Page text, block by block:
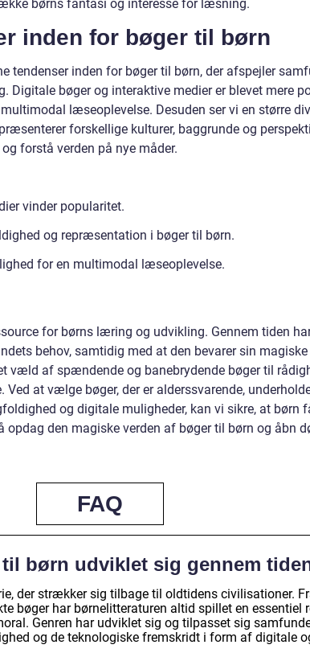
børns fantasi og interesse for læsning.
inden for bøger til børn
tendenser inden for bøger til børn, der afspejler
Digitale bøger og interaktive medier er blevet mere
læseoplevelse. Desuden ser vi en større
forskellige kulturer, baggrunde og
forstå verden på nye måder.
vinder popularitet.
og repræsentation i bøger til børn.
for en multimodal læseoplevelse.
for børns læring og udvikling. Gennem tiden
behov, samtidig med at den bevarer sin magiske
væld af spændende og banebrydende bøger til
at vælge bøger, der er alderssvarende,
og digitale muligheder, kan vi sikre, at børn
opdag den magiske verden af bøger til børn og åbn
FAQ
børn udviklet sig gennem
der strækker sig tilbage til oldtidens civilisationer.
bøger har børnelitteraturen altid spillet en essentiel
Genren har udviklet sig og tilpasset sig
og de teknologiske fremskridt i form af digitale